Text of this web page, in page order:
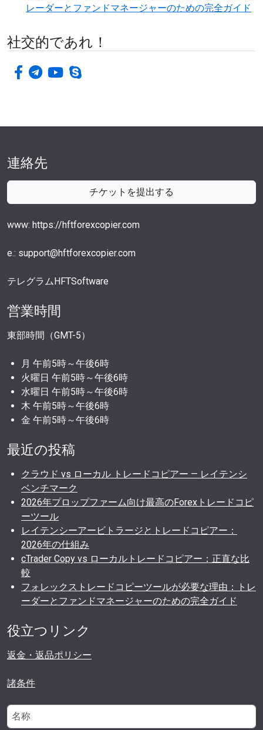
レーダーとファンドマネージャーのための完全ガイド
社交的であれ！
フェイスブック
電報 ユーチューブ
スカイプ
連絡先
チケットを提出する
www: https://hftforexcopier.com
e.: support@hftforexcopier.com
テレグラムHFTSoftware
営業時間
東部時間（GMT-5）
月 午前5時～午後6時
火曜日 午前5時～午後6時
水曜日 午前5時～午後6時
木 午前5時～午後6時
金 午前5時～午後6時
最近の投稿
クラウド vs ローカル トレードコピアー — レイテンシ
ベンチマーク
2026年プロップファーム向け最高のForexトレードコピ
ーツール
レイテンシーアービトラージとトレードコピアー：
2026年の仕組み
cTrader Copy vs ローカルトレードコピアー：正直な比
較
フォレックストレードコピーツールが必要な理由：トレ
ーダーとファンドマネージャーのための完全ガイド
役立つリンク
返金・返品ポリシー
諸条件